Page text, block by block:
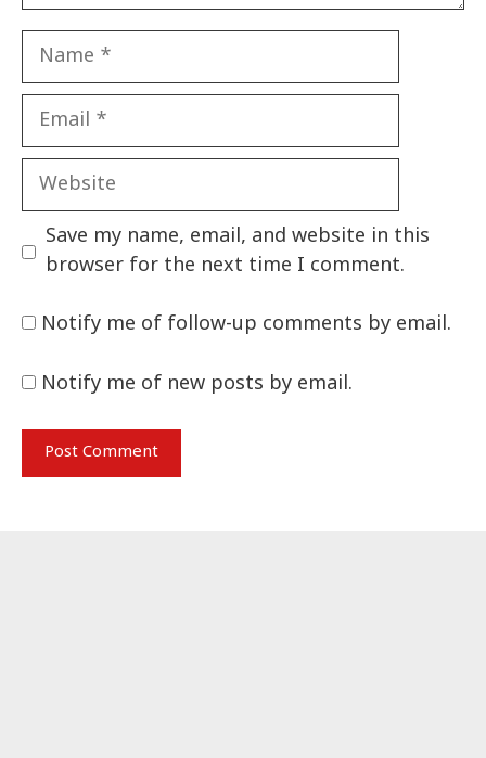
Name
Email
Website
Save my name, email, and website in this
browser for the next time I comment.
Notify me of follow-up comments by email.
Notify me of new posts by email.